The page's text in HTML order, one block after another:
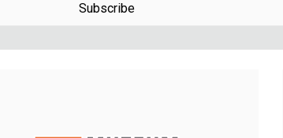
Subscribe